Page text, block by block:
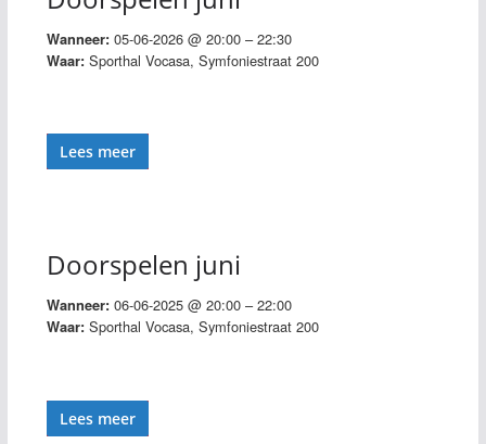
Wanneer: 05-06-2026 @ 20:00 – 22:30
Waar: Sporthal Vocasa, Symfoniestraat 200
Lees meer
Doorspelen juni
Wanneer: 06-06-2025 @ 20:00 – 22:00
Waar: Sporthal Vocasa, Symfoniestraat 200
Lees meer